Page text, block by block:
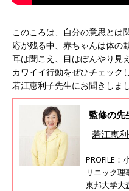
このころは、自分の意思とは
応が残る中、赤ちゃんは体の
耳は聞こえ、目はぼんやり見
カワイイ行動をぜひチェック
若江恵利子先生にお聞きしまし
監修の先
若江恵
PROFILE：
リニック理
東邦大学大